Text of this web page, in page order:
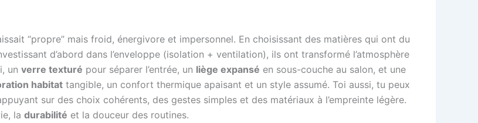
“propre” mais froid, énergivore et impersonnel. En choisissant des matières qui ont du
d’abord dans l’enveloppe (isolation + ventilation), ils ont transformé l’atmosphère
un verre texturé pour séparer l’entrée, un liège expansé en sous-couche au salon, et une
habitat tangible, un confort thermique apaisant et un style assumé. Toi aussi, tu peux
sur des choix cohérents, des gestes simples et des matériaux à l’empreinte légère.
la durabilité et la douceur des routines.